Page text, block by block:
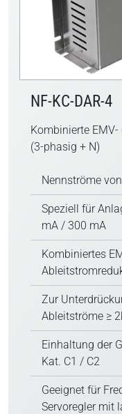
NF-KC-DAR-4
Kombinierte
(3-phasig + N)
Nennströme
Speziell für
mA / 300 mA
Kombiniertes
Zur
Ableitströme ≥
Einhaltung der
Kat. C1 / C2
Geeignet für
Servoregler mit